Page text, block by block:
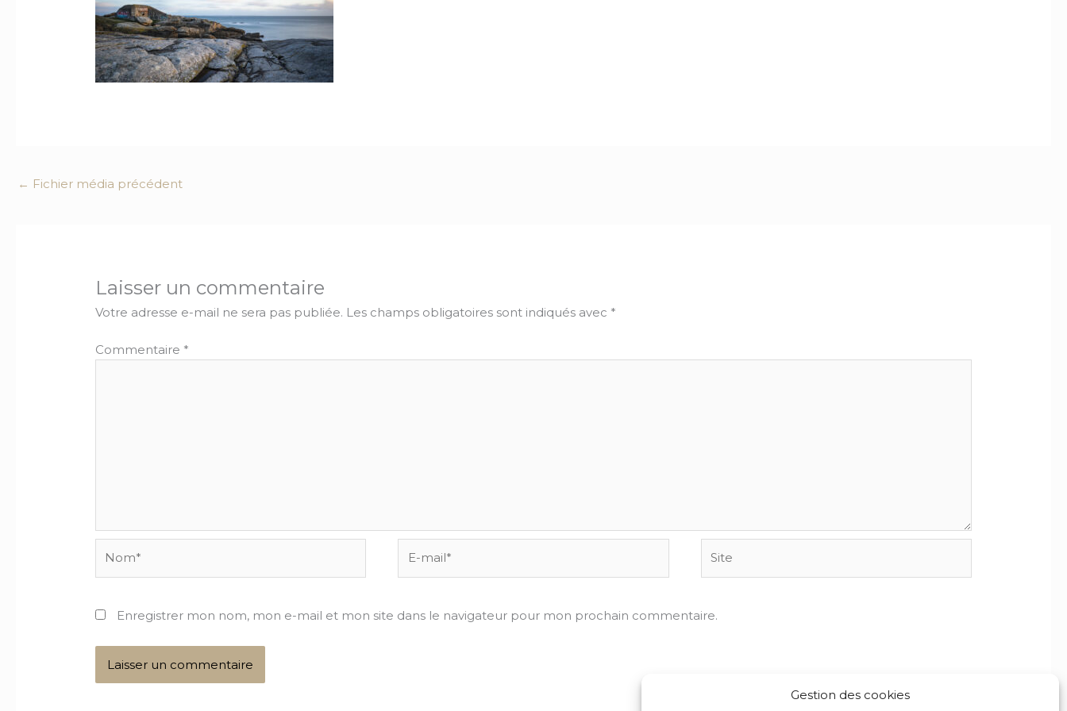
Gestion des cookies
← Fichier média précédent
Laisser un commentaire
Votre adresse e-mail ne sera pas publiée. Les champs obligatoires sont indiqués avec *
Commentaire *
mail*
Enregistrer mon nom, mon e-mail et mon site dans le navigateur pour mon prochain commentaire.